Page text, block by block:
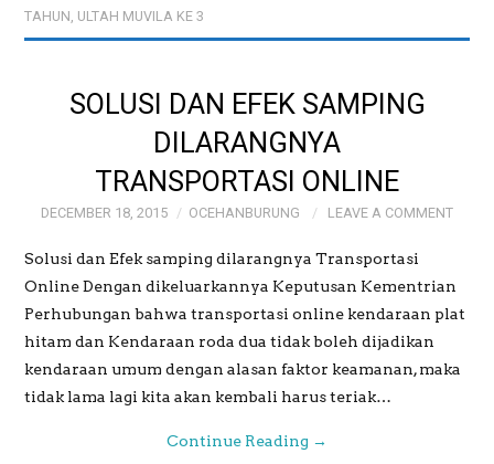
TAHUN, ULTAH MUVILA KE 3
SOLUSI DAN EFEK SAMPING
DILARANGNYA
TRANSPORTASI ONLINE
DECEMBER 18, 2015 OCEHANBURUNG LEAVE A COMMENT
Solusi dan Efek samping dilarangnya Transportasi
Online Dengan dikeluarkannya Keputusan Kementrian
Perhubungan bahwa transportasi online kendaraan plat
hitam dan Kendaraan roda dua tidak boleh dijadikan
kendaraan umum dengan alasan faktor keamanan, maka
tidak lama lagi kita akan kembali harus teriak…
Continue Reading →